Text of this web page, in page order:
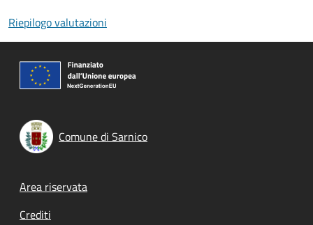
Riepilogo valutazioni
Comune di Sarnico
Footer menu
Area riservata
Crediti